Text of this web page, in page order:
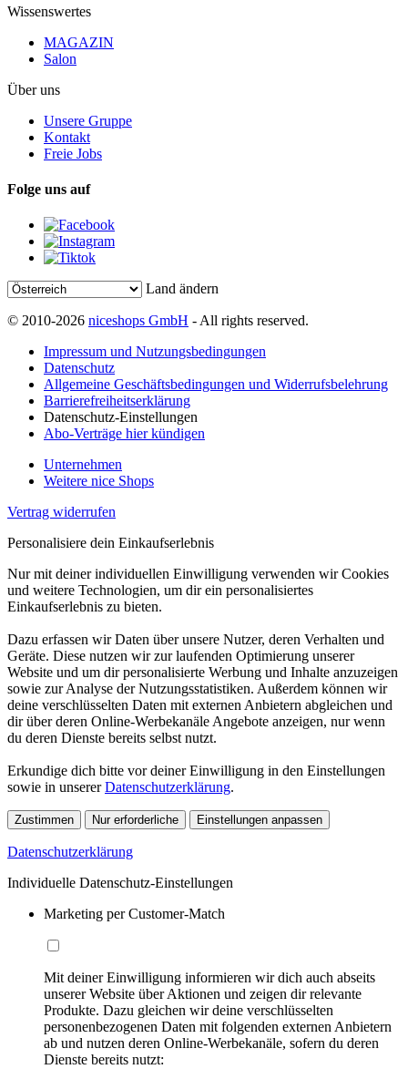
Wissenswertes
MAGAZIN
Salon
Über uns
Unsere Gruppe
Kontakt
Freie Jobs
Folge uns auf
Land ändern
© 2010-2026 niceshops GmbH - All rights reserved.
Impressum und Nutzungsbedingungen
Datenschutz
Allgemeine Geschäftsbedingungen und Widerrufsbelehrung
Barrierefreiheitserklärung
Datenschutz-Einstellungen
Abo-Verträge hier kündigen
Unternehmen
Weitere nice Shops
Vertrag widerrufen
Personalisiere dein Einkaufserlebnis
Nur mit deiner individuellen Einwilligung verwenden wir Cookies
und weitere Technologien, um dir ein personalisiertes
Einkaufserlebnis zu bieten.
Dazu erfassen wir Daten über unsere Nutzer, deren Verhalten und
Geräte. Diese nutzen wir zur laufenden Optimierung unserer
Website und um dir personalisierte Werbung und Inhalte anzuzeigen
sowie zur Analyse der Nutzungsstatistiken. Außerdem können wir
deine verschlüsselten Daten mit externen Anbietern abgleichen und
dir über deren Online-Werbekanäle Angebote anzeigen, nur wenn
du deren Dienste bereits selbst nutzt.
Erkundige dich bitte vor deiner Einwilligung in den Einstellungen
sowie in unsererDatenschutzerklärung.
Zustimmen Nur erforderliche Einstellungen anpassen
Datenschutzerklärung
Individuelle Datenschutz-Einstellungen
Marketing per Customer-Match
Mit deiner Einwilligung informieren wir dich auch abseits
unserer Website über Aktionen und zeigen dir relevante
Produkte. Dazu gleichen wir deine verschlüsselten
personenbezogenen Daten mit folgenden externen Anbietern
ab und nutzen deren Online-Werbekanäle, sofern du deren
Dienste bereits nutzt: